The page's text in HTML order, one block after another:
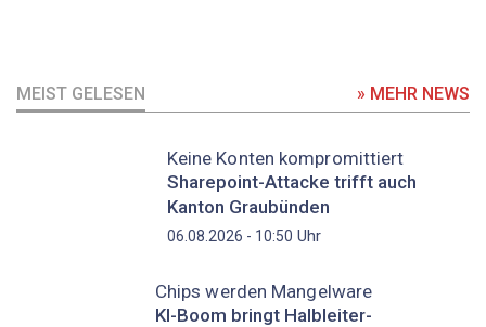
MEIST GELESEN » MEHR NEWS
Keine Konten kompromittiert
Sharepoint-Attacke trifft auch
Kanton Graubünden
06.08.2026 - 10:50 Uhr
Chips werden Mangelware
KI-Boom bringt Halbleiter-